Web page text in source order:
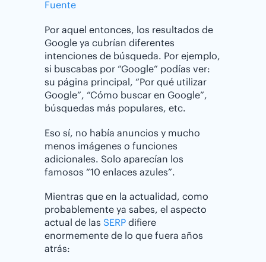
Fuente
Por aquel entonces, los resultados de
Google ya cubrían diferentes
intenciones de búsqueda. Por ejemplo,
si buscabas por “Google” podías ver:
su página principal, “Por qué utilizar
Google”, “Cómo buscar en Google”,
búsquedas más populares, etc.
Eso sí, no había anuncios y mucho
menos imágenes o funciones
adicionales. Solo aparecían los
famosos “10 enlaces azules”.
Mientras que en la actualidad, como
probablemente ya sabes, el aspecto
actual de las SERP difiere
enormemente de lo que fuera años
atrás: